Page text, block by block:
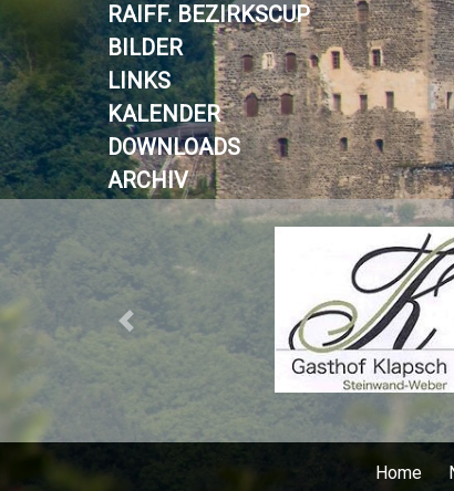
RAIFF. BEZIRKSCUP
BILDER
LINKS
KALENDER
DOWNLOADS
ARCHIV
Previous
Home